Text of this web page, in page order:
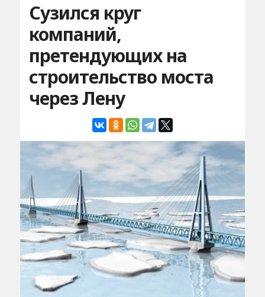
Сузился круг
компаний,
претендующих на
строительство моста
через Лену